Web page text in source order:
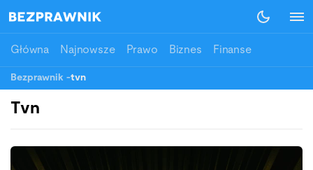
Główna Najnowsze Prawo Biznes Finanse
Bezprawnik -tvn
Tvn